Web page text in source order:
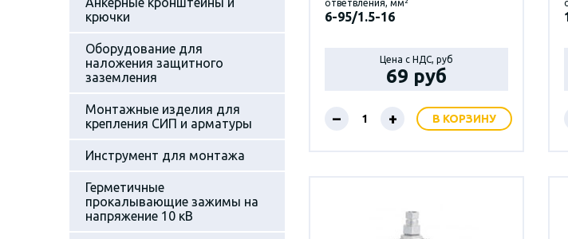
крючки
Оборудование для
наложения защитного
заземления
Монтажные изделия для
крепления СИП и арматуры
Инструмент для монтажа
Герметичные
прокалывающие зажимы на
напряжение 10 кВ
ответвления, мм²
6-95/1.5-16
Цена с НДС, руб
69 руб
– + В КОРЗИНУ